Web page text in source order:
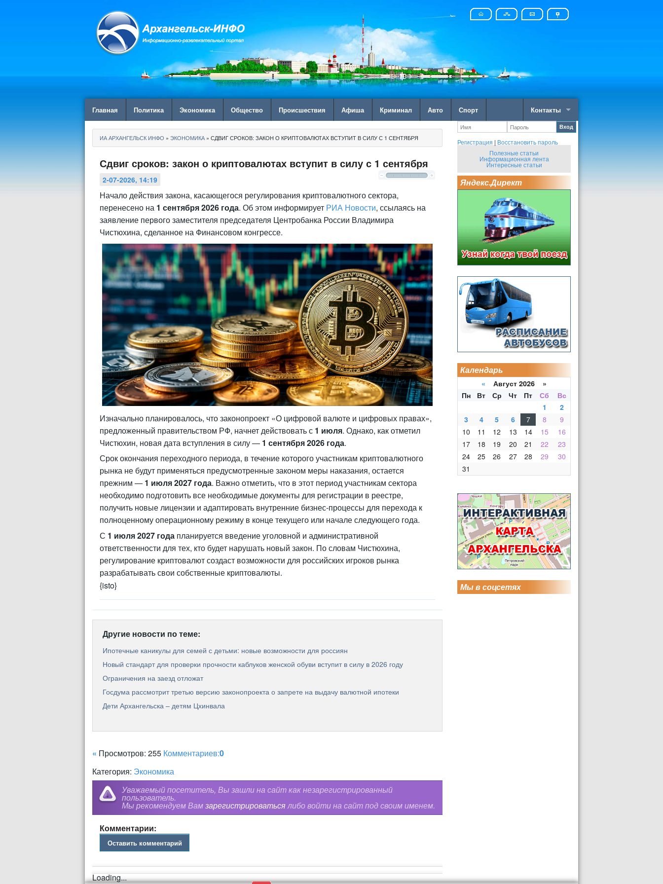
Главная Политика Экономика Общество Происшествия Афиша Криминал Авто Спорт Контакты
ИА АРХАНГЕЛЬСК ИНФО » ЭКОНОМИКА » СДВИГ СРОКОВ: ЗАКОН О КРИПТОВАЛЮТАХ ВСТУПИТ В СИЛУ С 1 СЕНТЯБРЯ
Сдвиг сроков: закон о криптовалютах вступит в силу с 1 сентября
2-07-2026, 14:19
Начало действия закона, касающегося регулирования криптовалютного сектора,
перенесено на 1 сентября 2026 года. Об этом информирует РИА Новости, ссылаясь на
заявление первого заместителя председателя Центробанка России Владимира
Чистюхина, сделанное на Финансовом конгрессе.
Изначально планировалось, что законопроект «О цифровой валюте и цифровых правах»,
предложенный правительством РФ, начнет действовать с 1 июля. Однако, как отметил
Чистюхин, новая дата вступления в силу — 1 сентября 2026 года.
Срок окончания переходного периода, в течение которого участникам криптовалютного
рынка не будут применяться предусмотренные законом меры наказания, остается
прежним — 1 июля 2027 года. Важно отметить, что в этот период участникам сектора
необходимо подготовить все необходимые документы для регистрации в реестре,
получить новые лицензии и адаптировать внутренние бизнес-процессы для перехода к
полноценному операционному режиму в конце текущего или начале следующего года.
С 1 июля 2027 года планируется введение уголовной и административной
ответственности для тех, кто будет нарушать новый закон. По словам Чистюхина,
регулирование криптовалют создаст возможности для российских игроков рынка
разрабатывать свои собственные криптовалюты.
{isto}
Другие новости по теме:
Ипотечные каникулы для семей с детьми: новые возможности для россиян
Новый стандарт для проверки прочности каблуков женской обуви вступит в силу в 2026 году
Ограничения на заезд отложат
Госдума рассмотрит третью версию законопроекта о запрете на выдачу валютной ипотеки
Дети Архангельска – детям Цхинвала
« Просмотров: 255 Комментариев:0
Категория: Экономика
Уважаемый посетитель, Вы зашли на сайт как незарегистрированный
пользователь.
Мы рекомендуем Вамзарегистрироватьсялибо войти на сайт под своим именем.
Комментарии:
Оставить комментарий
Loading...
Вход
Регистрация | Восстановить пароль
Полезные статьи
Информационная лента
Интересные статьи
Яндекс.Директ
Календарь
« Август 2026 »
Пн
Вт Ср Чт Пт Сб
Вс
1
2
3
4 5 6 7 8
9
10
11 12 13 14 15
16
17
18 19 20 21 22
23
24
25 26 27 28 29
30
31
Мы в соцсетях